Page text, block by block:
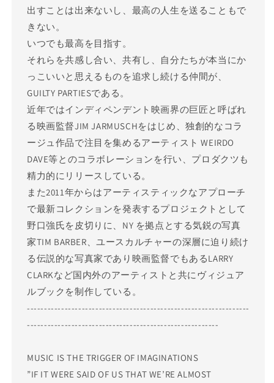
出すことは出来ないし、最高の人生を送ることもで
きない。
いつでも最高を目指す。
それらを共感し合い、共有し、自分たちが本当にか
っこいいと思えるものを追求し続ける仲間が、
GUILTY PARTIESである。
近年ではインディペンデント映画界の巨匠と呼ばれ
る映画監督JIM JARMUSCHをはじめ、独創的なコラ
ージュ作品で注目を集めるアーティスト WEIRDO
DAVE等とのコラボレーションを行い、プロダクツも
精力的にリリースしている。
また2011年からはアーティスティックなアプローチ
で最新コレクションを発表するプロジェクトとして
野口強氏を皮切りに、NY を拠点とする気鋭の写真
家TIM BARBER、ユースカルチャーの深層に迫り続け
る伝説的な写真家であり映画監督でもあるLARRY
CLARKなど国内外のアーティストと共にヴィジュア
ルブックを制作している。
-----------------------------------------------------------------
--------------------------------------------------------
MUSIC IS THE TRIGGER OF IMAGINATIONS
”IF IT WERE SAID OF US THAT WE’RE ALMOST